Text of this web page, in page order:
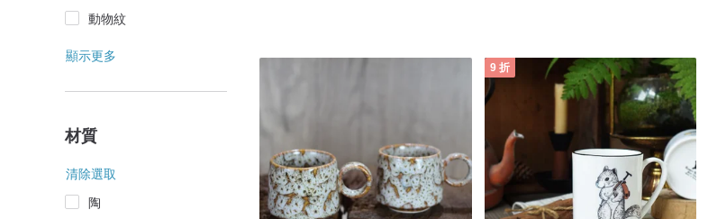
動物紋
顯示更多
材質
清除選取
陶
9 折